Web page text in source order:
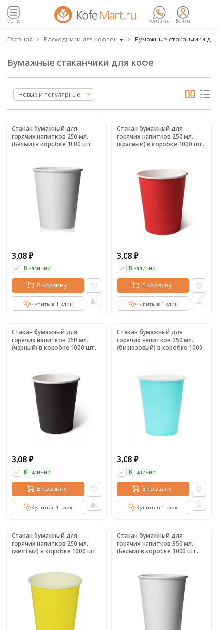
Меню Контакты Войти
Главная  Расходники для кофеен ▼  Бумажные стаканчики
Бумажные стаканчики для кофе
Новые и популярные
Стакан бумажный для
горячих напитков 250 мл.
(Белый) в коробке 1000 шт.
3,08 ₽
В наличии
В корзину
Купить в 1 клик
Стакан бумажный для
горячих напитков 250 мл.
(красный) в коробке 1000 шт.
3,08 ₽
В наличии
В корзину
Купить в 1 клик
Стакан бумажный для
горячих напитков 250 мл.
(черный) в коробке 1000 шт.
3,08 ₽
В наличии
В корзину
Купить в 1 клик
Стакан бумажный для
горячих напитков 250 мл.
(бирюзовый) в коробке 1000
3,08 ₽
В наличии
В корзину
Купить в 1 клик
Стакан бумажный для
горячих напитков 250 мл.
(желтый) в коробке 1000 шт.
Стакан бумажный для
горячих напитков 350 мл.
(Белый) в коробке 1000 шт.